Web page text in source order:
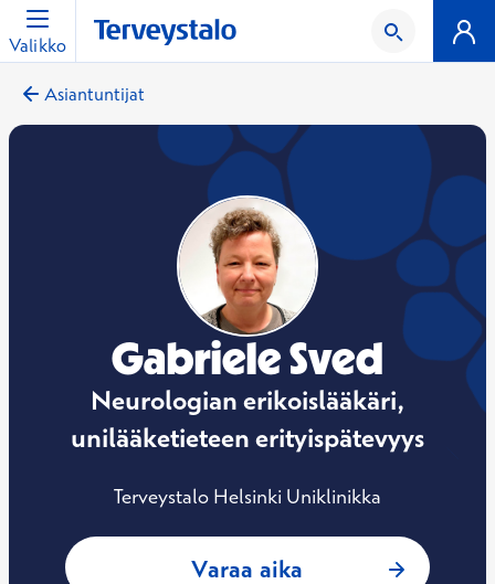
Valikko
Asiantuntijat
Gabriele Sved
Neurologian erikoislääkäri,
unilääketieteen erityispätevyys
Terveystalo Helsinki Uniklinikka
Varaa aika : Gabriele Sved,